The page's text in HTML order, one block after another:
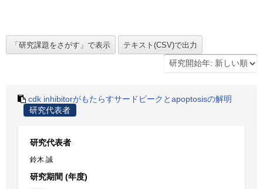
cdk inhibitorがもたらすサードピークとapoptosisの解明
研究代表者
研究代表者
鈴木 誠
研究期間 (年度)